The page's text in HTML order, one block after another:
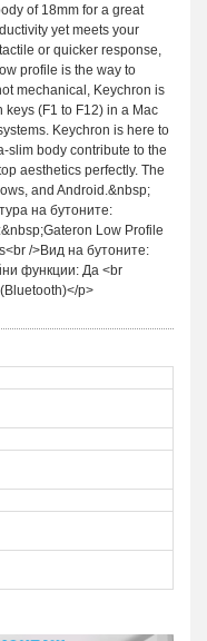
of 18mm for a great
yet meets your
or quicker response,
profile is the way to
mechanical, Keychron is
keys (F1 to F12) in a Mac
Keychron is here to
slim body contribute to the
aesthetics perfectly. The
and Android.&nbsp;
на бутоните:
Low Profile
/>Вид на бутоните:
функции: Да <br
p>